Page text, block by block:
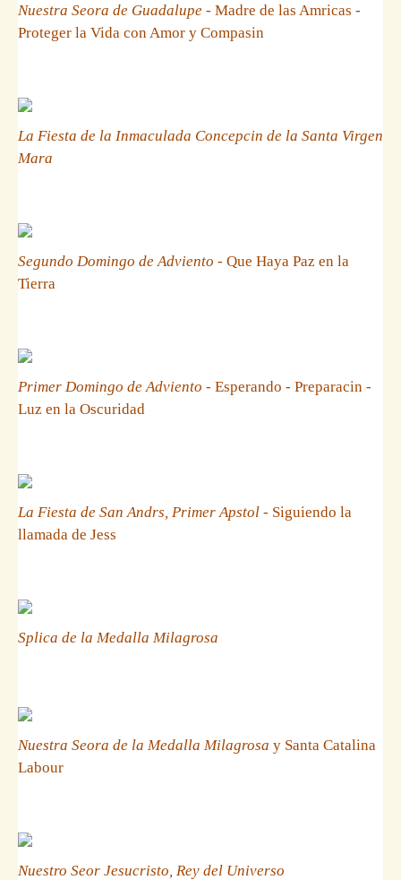
Nuestra Seora de Guadalupe - Madre de las Amricas -
Proteger la Vida con Amor y Compasin
La Fiesta de la Inmaculada Concepcin de la Santa Virgen
Mara
Segundo Domingo de Adviento - Que Haya Paz en la
Tierra
Primer Domingo de Adviento - Esperando - Preparacin -
Luz en la Oscuridad
La Fiesta de San Andrs, Primer Apstol - Siguiendo la
llamada de Jess
Splica de la Medalla Milagrosa
Nuestra Seora de la Medalla Milagrosa y Santa Catalina
Labour
Nuestro Seor Jesucristo, Rey del Universo